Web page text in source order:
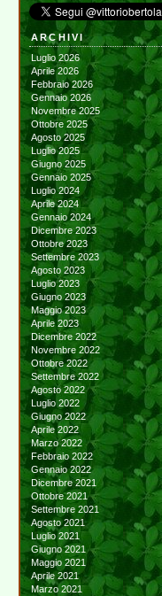
ARCHIVI
Luglio 2026
Aprile 2026
Febbraio 2026
Gennaio 2026
Novembre 2025
Ottobre 2025
Agosto 2025
Luglio 2025
Giugno 2025
Gennaio 2025
Luglio 2024
Aprile 2024
Gennaio 2024
Dicembre 2023
Ottobre 2023
Settembre 2023
Agosto 2023
Luglio 2023
Giugno 2023
Maggio 2023
Aprile 2023
Dicembre 2022
Novembre 2022
Ottobre 2022
Settembre 2022
Agosto 2022
Luglio 2022
Giugno 2022
Aprile 2022
Marzo 2022
Febbraio 2022
Gennaio 2022
Dicembre 2021
Ottobre 2021
Settembre 2021
Agosto 2021
Luglio 2021
Giugno 2021
Maggio 2021
Aprile 2021
Marzo 2021